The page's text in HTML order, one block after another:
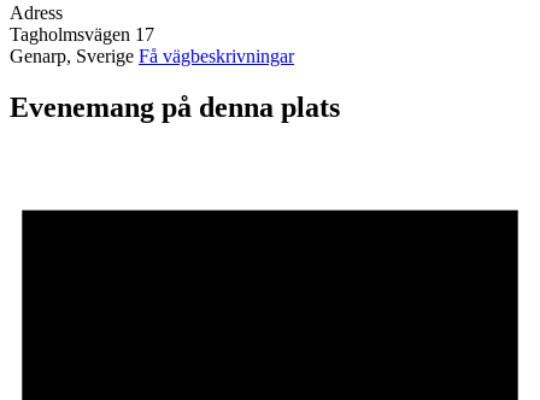
Adress
Tagholmsvägen 17
Genarp, Sverige Få vägbeskrivningar
Evenemang på denna plats